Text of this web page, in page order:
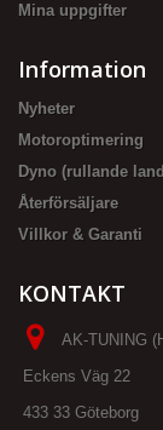
Mina uppgifter
Information
Nyheter
Motoroptimering
Dyno (rullande
Återförsäljare
Villkor & Garanti
KONTAKT
AK-TUNING
Eckens Väg 22
433 33 Göteborg